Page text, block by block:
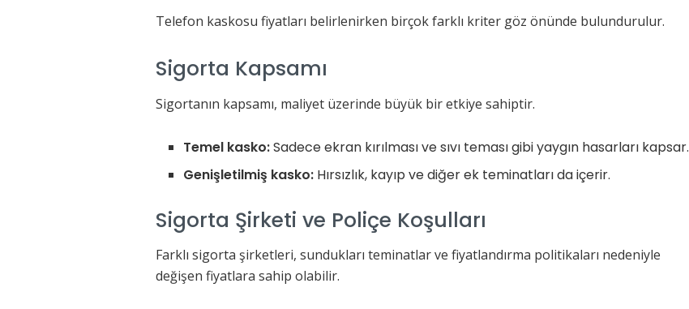
Telefon kaskosu fiyatları belirlenirken birçok farklı kriter göz önünde bulundurulur.
Sigorta Kapsamı
Sigortanın kapsamı, maliyet üzerinde büyük bir etkiye sahiptir.
Temel kasko:Sadece ekran kırılması ve sıvı teması gibi yaygın hasarları kapsar.
Genişletilmiş kasko: Hırsızlık, kayıp ve diğer ek teminatları da içerir.
Sigorta Şirketi ve Poliçe Koşulları
Farklı sigorta şirketleri, sundukları teminatlar ve fiyatlandırma politikaları nedeniyle
değişen fiyatlara sahip olabilir.